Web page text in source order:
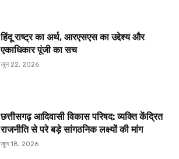
हिंदू राष्ट्र का अर्थ, आरएसएस का उद्देश्य और
एकाधिकार पूंजी का सच
जून 22, 2026
छत्तीसगढ़ आदिवासी विकास परिषद: व्यक्ति केंद्रित
राजनीति से परे बड़े सांगठनिक लक्ष्यों की मांग
जून 18, 2026